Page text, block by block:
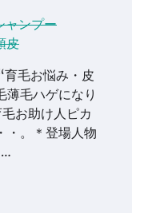
ャンプー
皮
毛お悩み・皮
薄毛ハゲになり
お助け人ピカ
・。＊登場人物
…